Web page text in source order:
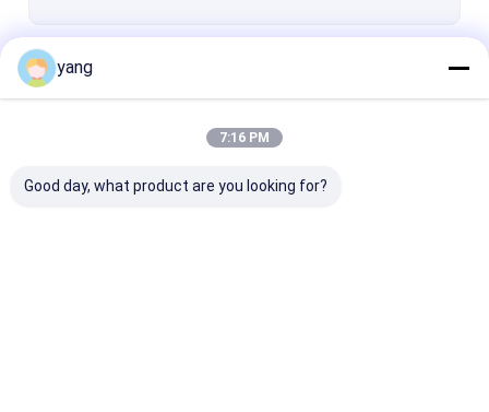
단단한 페라이트 마그넷
이방성 페라이트 마그넷
yang
7:16 PM
Good day, what product are you looking for?